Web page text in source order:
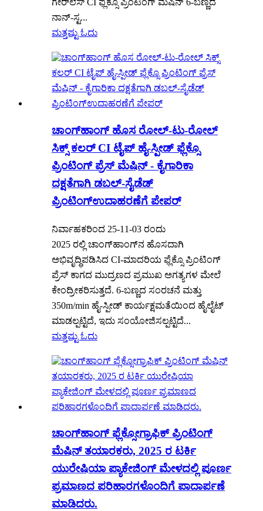
ಗೇರ್‌ಲೆಸ್ CI ಫ್ಲೆಕ್ಸೊ ಪ್ರಿಂಟಿಂಗ್ ಮೆಷಿನ್ 6-ಬಣ್ಣದ
ನಾನ್-ಸ್ಟ...
ಮತ್ತಷ್ಟು ಓದು
ಚಾಂಗ್‌ಹಾಂಗ್ ಹೊಸ ರೋಲ್-ಟು-ರೋಲ್
ಸಿಕ್ಸ್ ಕಲರ್ CI ಟೈಪ್ ಹೈ-ಸ್ಪೀಡ್ ಫ್ಲೆಕ್ಸೊ
ಪ್ರಿಂಟಿಂಗ್ ಪ್ರೆಸ್ ಮೆಷಿನ್ - ಕೈಗಾರಿಕಾ
ದಕ್ಷತೆಗಾಗಿ ಡಬಲ್-ಸೈಡೆಡ್
ಪ್ರಿಂಟಿಂಗ್ಉದಾಹರಣೆಗೆ ಪೇಪರ್
ನಿರ್ವಾಹಕರಿಂದ 25-11-03 ರಂದು
2025 ರಲ್ಲಿ ಚಾಂಗ್‌ಹಾಂಗ್‌ನ ಹೊಸದಾಗಿ
ಅಭಿವೃದ್ಧಿಪಡಿಸಿದ CI-ಮಾದರಿಯ ಫ್ಲೆಕ್ಸೊ ಪ್ರಿಂಟಿಂಗ್
ಪ್ರೆಸ್ ಕಾಗದ ಮುದ್ರಣದ ಪ್ರಮುಖ ಅಗತ್ಯಗಳ ಮೇಲೆ
ಕೇಂದ್ರೀಕರಿಸುತ್ತದೆ. 6-ಬಣ್ಣದ ಸಂರಚನೆ ಮತ್ತು
350m/min ಹೈ-ಸ್ಪೀಡ್ ಕಾರ್ಯಕ್ಷಮತೆಯಿಂದ ಹೈಲೈಟ್
ಮಾಡಲ್ಪಟ್ಟಿದೆ, ಇದು ಸಂಯೋಜಿಸಲ್ಪಟ್ಟಿದೆ...
ಮತ್ತಷ್ಟು ಓದು
ಚಾಂಗ್‌ಹಾಂಗ್ ಫ್ಲೆಕ್ಸೋಗ್ರಾಫಿಕ್ ಪ್ರಿಂಟಿಂಗ್
ಮೆಷಿನ್ ತಯಾರಕರು, 2025 ರ ಟರ್ಕಿ
ಯುರೇಷಿಯಾ ಪ್ಯಾಕೇಜಿಂಗ್ ಮೇಳದಲ್ಲಿ ಪೂರ್ಣ
ಪ್ರಮಾಣದ ಪರಿಹಾರಗಳೊಂದಿಗೆ ಪಾದಾರ್ಪಣೆ
ಮಾಡಿದರು.